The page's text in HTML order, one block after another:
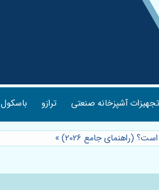
تجهیزات آشپزخانه صنعتی ترازو باسکول
(راهنمای جامع 2026) »